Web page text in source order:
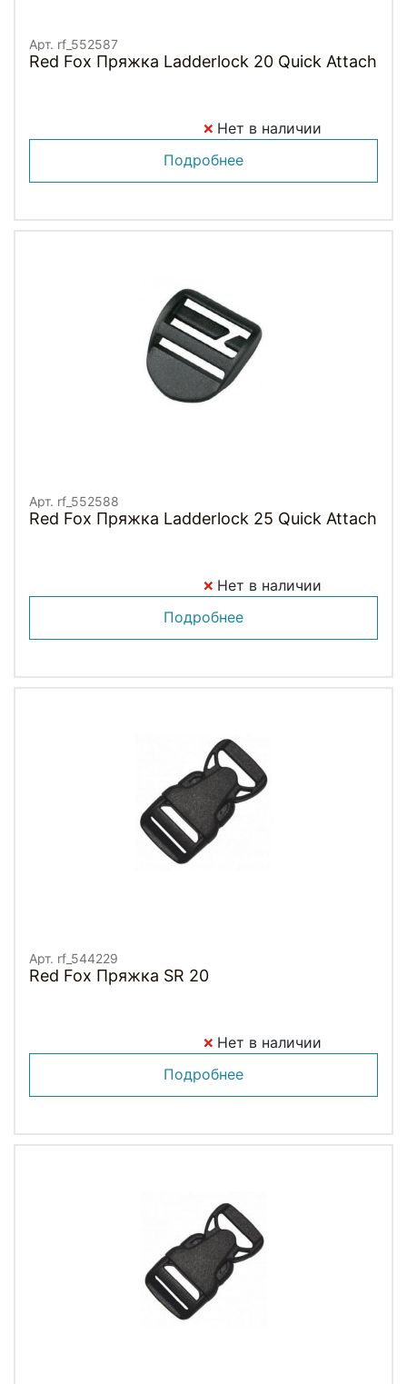
Арт. rf_552587
Red Fox Пряжка Ladderlock 20 Quick Attach
Нет в наличии
Подробнее
Арт. rf_552588
Red Fox Пряжка Ladderlock 25 Quick Attach
Нет в наличии
Подробнее
Арт. rf_544229
Red Fox Пряжка SR 20
Нет в наличии
Подробнее